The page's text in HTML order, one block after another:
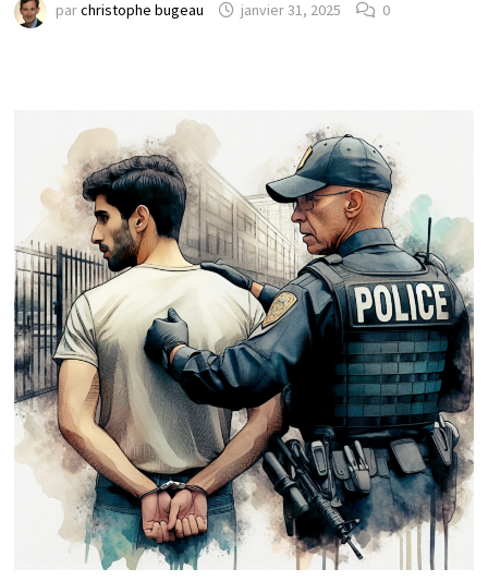
parchristophe bugeau janvier 31, 2025 0